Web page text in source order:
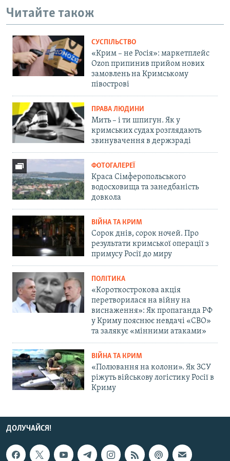
Читайте також
СУСПІЛЬСТВО
«Крим – не Росія»: маркетплейс
Ozon припинив прийом нових
замовлень на Кримському
півострові
ПРАВА ЛЮДИНИ
Мить – і ти шпигун. Як у
кримських судах розглядають
звинувачення в держзраді
ФОТОГАЛЕРЕЇ
Краса Сімферопольського
водосховища та занедбаність
довкола
ВІЙНА ТА КРИМ
Сорок днів, сорок ночей. Про
результати кримської операції з
примусу Росії до миру
ПОЛІТИКА
«Короткострокова акція
перетворилася на війну на
виснаження»: Як пропаганда РФ
у Криму пояснює невдачі «СВО»
та залякує «мінними атаками»
ВІЙНА ТА КРИМ
«Полювання на колони». Як ЗСУ
ріжуть військову логістику Росії в
Криму
ДОЛУЧАЙСЯ!